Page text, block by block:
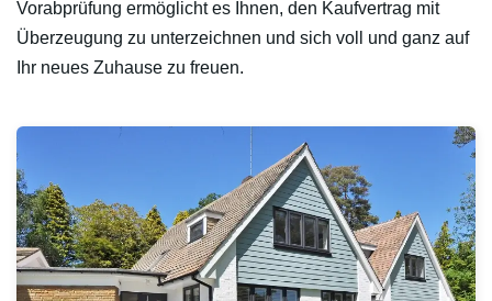
Vorabprüfung ermöglicht es Ihnen, den Kaufvertrag mit
Überzeugung zu unterzeichnen und sich voll und ganz auf
Ihr neues Zuhause zu freuen.